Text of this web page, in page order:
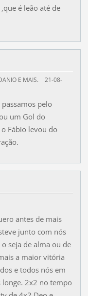
é leão até de
E MAIS.
21-08-
pelo
um Gol do
Fábio levou do
antes de mais
junto com nós
seja de alma ou de
a maior vitória
e todos nós em
longe. 2x2 no tempo